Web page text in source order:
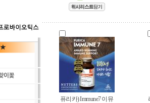
퓨리카) Immune7 이뮤